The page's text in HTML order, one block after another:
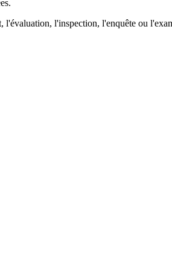
l'évaluation, l'inspection, l'enquête ou